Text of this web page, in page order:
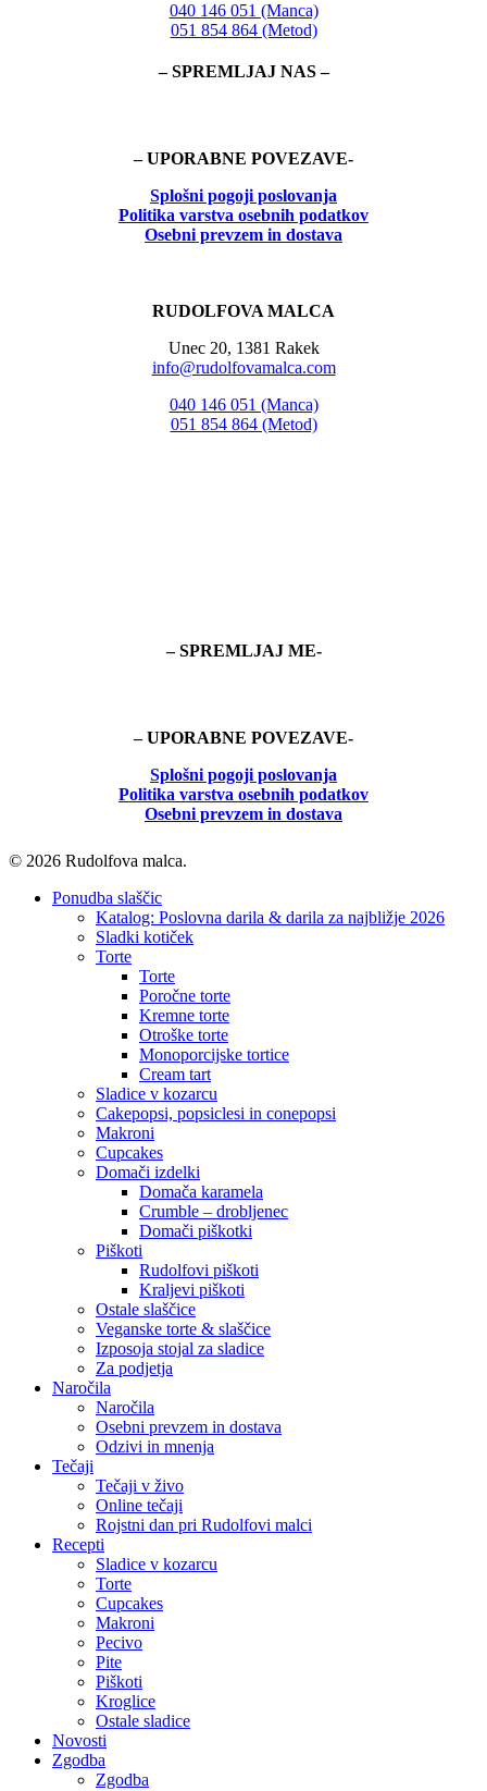
040 146 051 (Manca)
051 854 864 (Metod)
– SPREMLJAJ NAS –
– UPORABNE POVEZAVE-
Splošni pogoji poslovanja
Politika varstva osebnih podatkov
Osebni prevzem in dostava
RUDOLFOVA MALCA
Unec 20, 1381 Rakek
info@rudolfovamalca.com
040 146 051 (Manca)
051 854 864 (Metod)
– SPREMLJAJ ME-
– UPORABNE POVEZAVE-
Splošni pogoji poslovanja
Politika varstva osebnih podatkov
Osebni prevzem in dostava
© 2026 Rudolfova malca.
Close
Ponudba slaščic
Katalog: Poslovna darila & darila za najbližje 2026
Sladki kotiček
Torte
Torte
Poročne torte
Kremne torte
Otroške torte
Monoporcijske tortice
Cream tart
Sladice v kozarcu
Cakepopsi, popsiclesi in conepopsi
Makroni
Cupcakes
Domači izdelki
Domača karamela
Crumble – drobljenec
Domači piškotki
Piškoti
Rudolfovi piškoti
Kraljevi piškoti
Ostale slaščice
Veganske torte & slaščice
Izposoja stojal za sladice
Za podjetja
Naročila
Naročila
Osebni prevzem in dostava
Odzivi in mnenja
Tečaji
Tečaji v živo
Online tečaji
Rojstni dan pri Rudolfovi malci
Recepti
Sladice v kozarcu
Torte
Cupcakes
Makroni
Pecivo
Pite
Piškoti
Kroglice
Ostale sladice
Novosti
Zgodba
Zgodba